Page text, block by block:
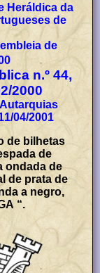
Heráldica da
de
de
n.º 44,
2000
04/2001
de bilhetas
de
ondada de
de prata de
a negro,
“.